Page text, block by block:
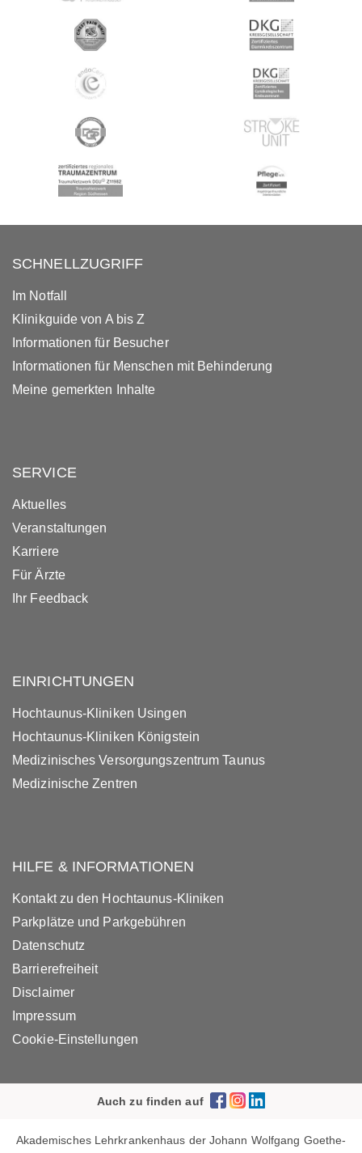
SCHNELLZUGRIFF
Im Notfall
Klinikguide von A bis Z
Informationen für Besucher
Informationen für Menschen mit Behinderung
Meine gemerkten Inhalte
SERVICE
Aktuelles
Veranstaltungen
Karriere
Für Ärzte
Ihr Feedback
EINRICHTUNGEN
Hochtaunus-Kliniken Usingen
Hochtaunus-Kliniken Königstein
Medizinisches Versorgungszentrum Taunus
Medizinische Zentren
HILFE & INFORMATIONEN
Kontakt zu den Hochtaunus-Kliniken
Parkplätze und Parkgebühren
Datenschutz
Barrierefreiheit
Disclaimer
Impressum
Cookie-Einstellungen
Auch zu finden auf
Akademisches Lehrkrankenhaus der Johann Wolfgang Goethe-